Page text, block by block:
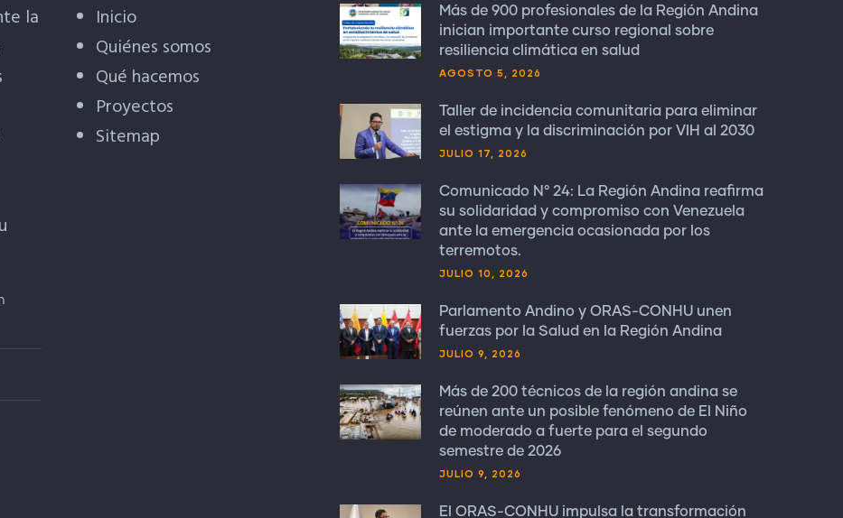
la
Inicio
Quiénes somos
Qué hacemos
Proyectos
Sitemap
Más de 900 profesionales de la Región Andina
inician importante curso regional sobre
resiliencia climática en salud
AGOSTO 5, 2026
Taller de incidencia comunitaria para eliminar
el estigma y la discriminación por VIH al 2030
JULIO 17, 2026
Comunicado N° 24: La Región Andina reafirma
su solidaridad y compromiso con Venezuela
ante la emergencia ocasionada por los
terremotos.
JULIO 10, 2026
Parlamento Andino y ORAS-CONHU unen
fuerzas por la Salud en la Región Andina
JULIO 9, 2026
Más de 200 técnicos de la región andina se
reúnen ante un posible fenómeno de El Niño
de moderado a fuerte para el segundo
semestre de 2026
JULIO 9, 2026
El ORAS-CONHU impulsa la transformación